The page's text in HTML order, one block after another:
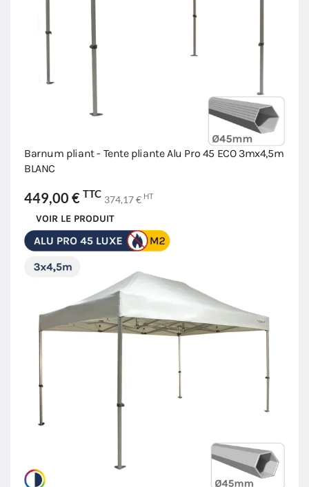
Barnum pliant - Tente pliante Alu Pro 45 ECO 3mx4,5m
BLANC
449,00 € TTC 374,17 € HT
VOIR LE PRODUIT